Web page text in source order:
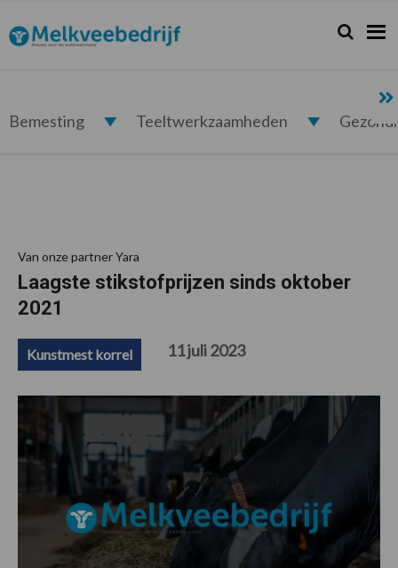
de
hoofdnavigatie
de
hoofd
de
eerste
de
voettekst
Melkveebedrijf.nl Zoeken...
Zoek
Bemesting Teeltwerkzaamheden
Van onze partner Yara
Laagste stikstofprijzen sinds oktober
2021
Kunstmest korrel 11 juli 2023